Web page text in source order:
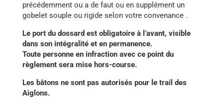
précédemment ou a de faut ou en supplément un
gobelet souple ou rigide selon votre convenance .
Le port du dossard est obligatoire à l’avant, visible
dans son intégralité et en permanence.
Toute personne en infraction avec ce point du
règlement sera mise hors-course.
Les bâtons ne sont pas autorisés pour le trail des
Aiglons.